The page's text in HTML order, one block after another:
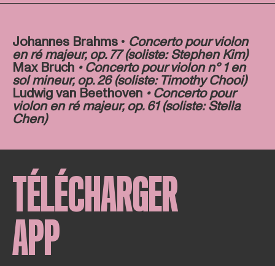
Johannes Brahms • Concerto pour violon
en ré majeur, op. 77 (soliste: Stephen Kim)
Max Bruch • Concerto pour violon n° 1 en
sol mineur, op. 26 (soliste: Timothy Chooi)
Ludwig van Beethoven• Concerto pour
violon en ré majeur, op. 61 (soliste: Stella
Chen)
TÉLÉCHARGER
APP